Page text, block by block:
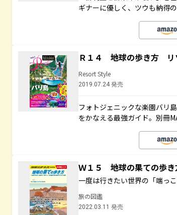
ギナーに優しく、ツウも納得の
Ｒ１４ 地球の歩き方 リ
Resort Style
2019.07.24 発売
フォトジェニックな楽園バリ
をかなえる最強ガイド。別冊
Ｗ１５ 地球の果ての歩
一度は行きたい世界の「端っ
旅の図鑑
2022.03.11 発売